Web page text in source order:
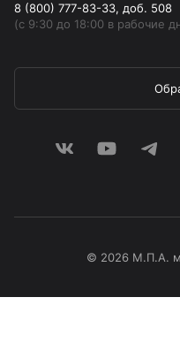
8 (800) 777-83-33, доб. 508
(с 9:30 до 18:00 в рабочие
© 2026 М.П.А.